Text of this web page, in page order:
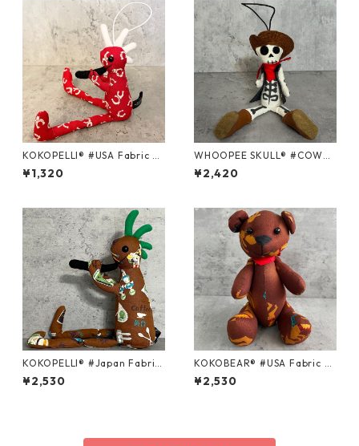
KOKOPELLI® #USA Fabric se
ries ＃9 /Sサイズ
¥1,320
WHOOPEE SKULL® #COWB
OY WHITE/Sサイズ
¥2,420
KOKOPELLI® #Japan Fabric
series ＃312/Mサイズ
¥2,530
KOKOBEAR® #USA Fabric se
ries ＃94/Mサイズ
¥2,530